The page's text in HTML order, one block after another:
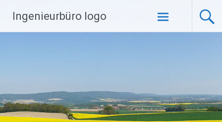
Inhalt
springen
Ingenieurbüro logo